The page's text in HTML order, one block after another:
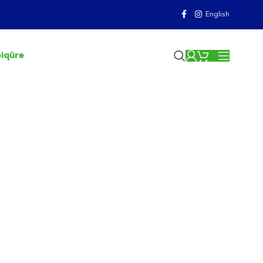
autres marques! English